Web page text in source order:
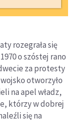
rozegrała się
o szóstej rano
za protesty
otworzyło
na apel władz,
którzy w dobrej
się na